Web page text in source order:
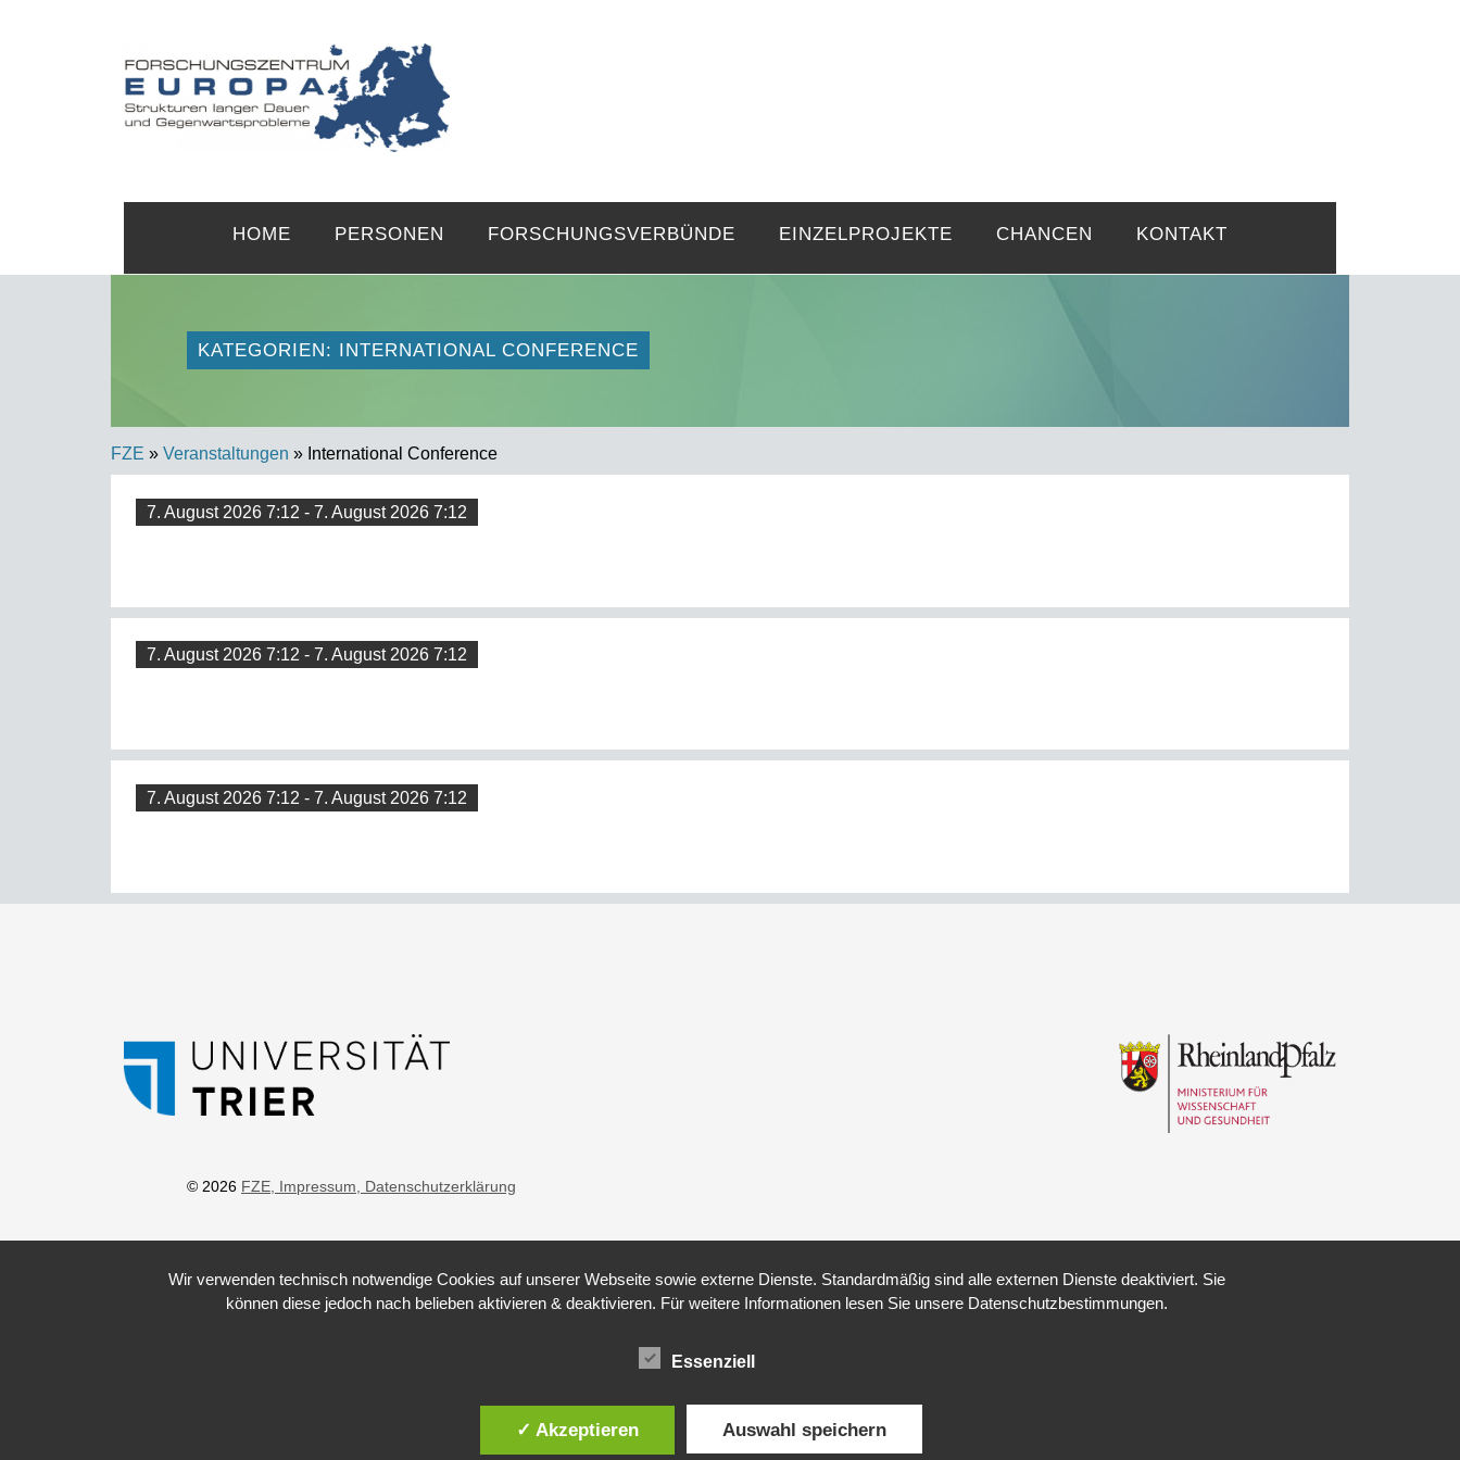
HOME PERSONEN FORSCHUNGSVERBÜNDE EINZELPROJEKTE CHANCEN KONTAKT
KATEGORIEN: INTERNATIONAL CONFERENCE
FZE » Veranstaltungen » International Conference
7. August 2026 7:12 - 7. August 2026 7:12
7. August 2026 7:12 - 7. August 2026 7:12
7. August 2026 7:12 - 7. August 2026 7:12
© 2026 FZE , Impressum , Datenschutzerklärung
Wir verwenden technisch notwendige Cookies auf unserer Webseite sowie externe Dienste. Standardmäßig sind alle externen Dienste deaktiviert. Sie
können diese jedoch nach belieben aktivieren & deaktivieren. Für weitere Informationen lesen Sie unsere Datenschutzbestimmungen.
Essenziell
✓ Akzeptieren Auswahl speichern